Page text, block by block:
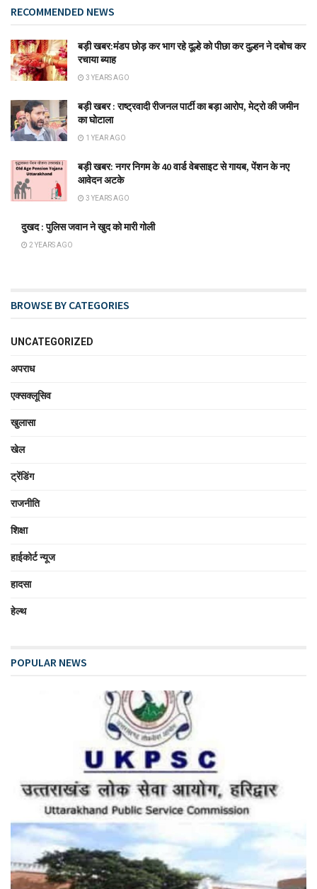
RECOMMENDED NEWS
बड़ी खबर:मंडप छोड़ कर भाग रहे दूल्हे को पीछा कर दुल्हन ने दबोच कर
रचाया ब्याह
3 YEARS AGO
बड़ी खबर : राष्ट्रवादी रीजनल पार्टी का बड़ा आरोप, मेट्रो की जमीन
का घोटाला
1 YEAR AGO
बड़ी खबर: नगर निगम के 40 वार्ड वेबसाइट से गायब, पेंशन के नए
आवेदन अटके
3 YEARS AGO
दुखद : पुलिस जवान ने खुद को मारी गोली
2 YEARS AGO
BROWSE BY CATEGORIES
UNCATEGORIZED
अपराध
एक्सक्लूसिव
खुलासा
खेल
ट्रेंडिंग
राजनीति
शिक्षा
हाईकोर्ट न्यूज
हादसा
हेल्थ
POPULAR NEWS